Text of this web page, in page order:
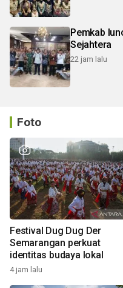
Pemkab
Sejahtera
22 jam lalu
Foto
Festival Dug Dug Der
Semarangan perkuat
identitas budaya lokal
4 jam lalu